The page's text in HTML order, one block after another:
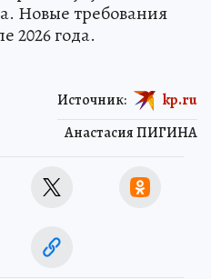
Новые требования
2026 года.
Анастасия ПИГИНА
Источник: kp.ru